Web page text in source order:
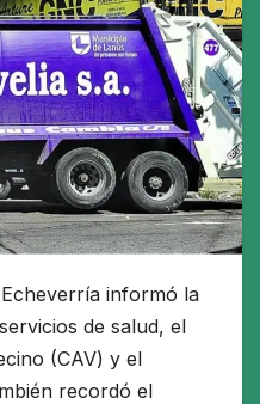
informó la
de salud, el
(CAV) y el
recordó el